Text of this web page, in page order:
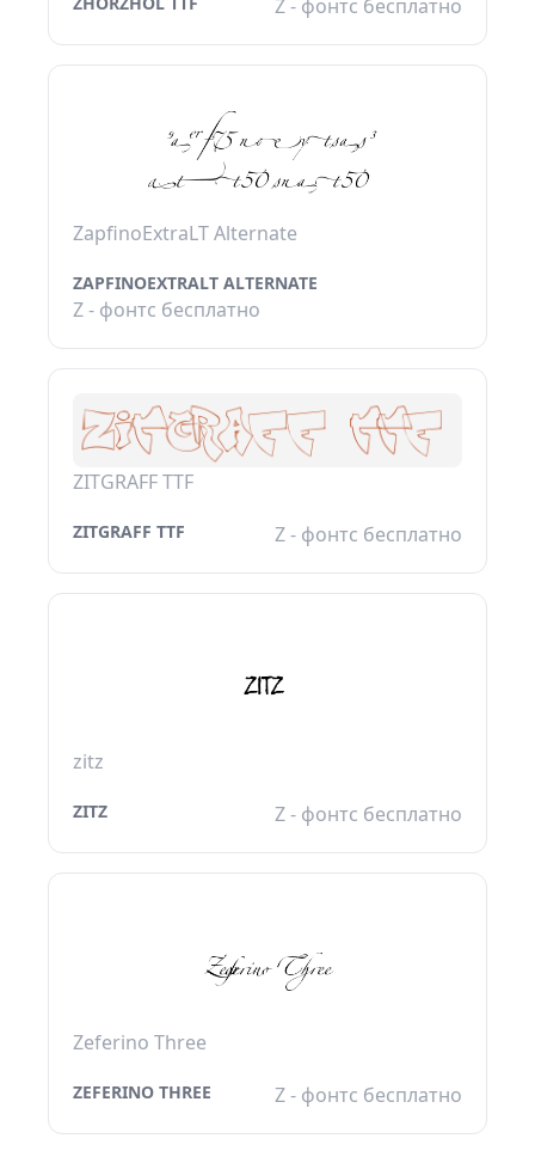
Z - фонтс бесплатно
ZapfinoExtraLT Alternate
ZAPFINOEXTRALT ALTERNATE
Z - фонтс бесплатно
ZITGRAFF TTF
ZITGRAFF TTF Z - фонтс бесплатно
zitz
ZITZ Z - фонтс бесплатно
Zeferino Three
ZEFERINO THREE Z - фонтс бесплатно